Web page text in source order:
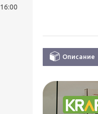
Описание
16:00